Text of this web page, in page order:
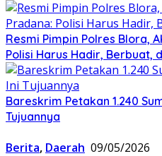
Resmi Pimpin Polres Blora,
Polisi Harus Hadir, Berbuat,
Bareskrim Petakan 1.240
Tujuannya
Berita, Daerah 09/05/2026